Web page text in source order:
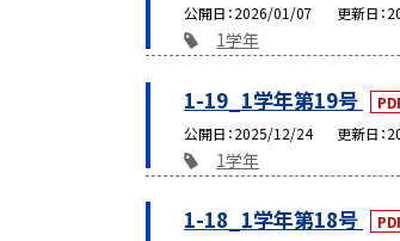
公開日 2026/01/07 更新日
1学年
1-19_1学年第19号
公開日 2025/12/24 更新日
1学年
1-18_1学年第18号